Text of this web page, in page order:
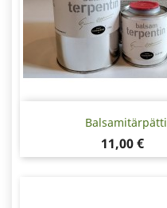
Balsamitärpätti
Hinta
11,00 €